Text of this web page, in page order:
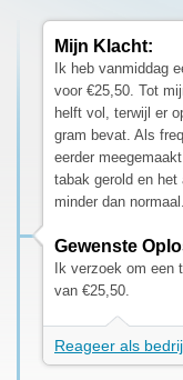
Mijn Klacht:
Ik heb vanmiddag
voor €25,50. Tot
helft vol, terwijl er
gram bevat. Als
eerder
tabak gerold en
minder dan normaal.
Gewenste
Ik verzoek om een
van €25,50.
Reageer als